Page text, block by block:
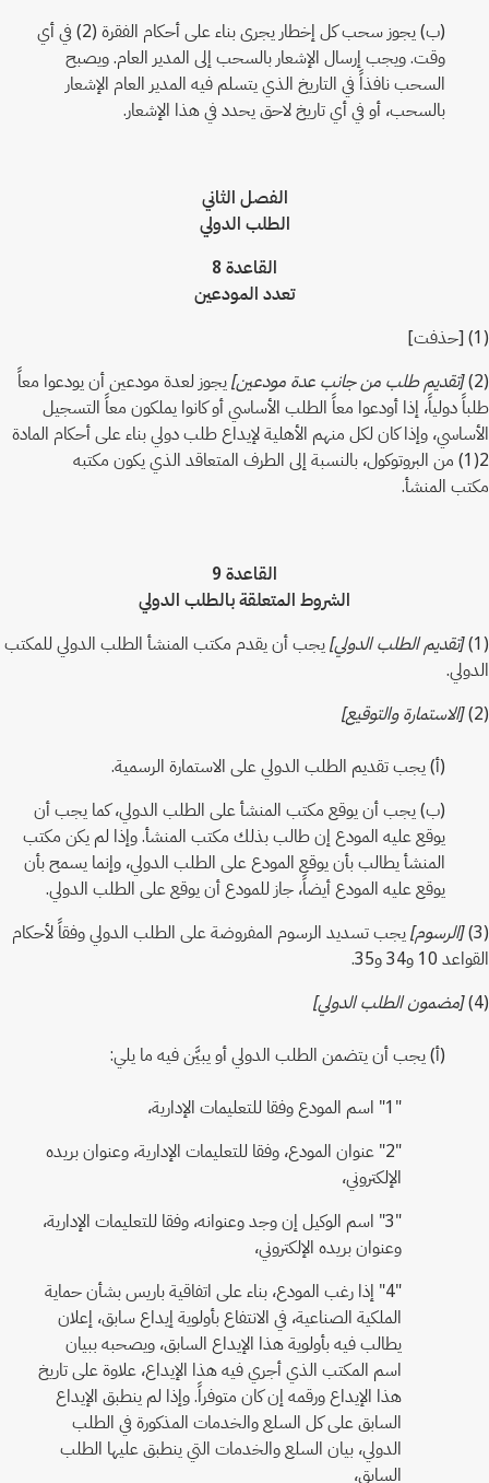
(ب) يجوز سحب كل إخطار يجرى بناء على أحكام الفقرة (2) في أي
وقت. ويجب إرسال الإشعار بالسحب إلى المدير العام. ويصبح
السحب نافذاً في التاريخ الذي يتسلم فيه المدير العام الإشعار
بالسحب، أو في أي تاريخ لاحق يحدد في هذا الإشعار.
الفصل الثاني
الطلب الدولي
القاعدة 8
تعدد المودعين
(1) [حذفت]
(2)
[تقديم طلب من جانب عدة مودعين]يجوز لعدة مودعين أن يودعوا معاً
طلباً دولياً، إذا أودعوا معاً الطلب الأساسي أو كانوا يملكون معاً التسجيل
الأساسي، وإذا كان لكل منهم الأهلية لإيداع طلب دولي بناء على أحكام المادة
2(1) من البروتوكول، بالنسبة إلى الطرف المتعاقد الذي يكون مكتبه
مكتب المنشأ.
القاعدة 9
الشروط المتعلقة بالطلب الدولي
(1)
[تقديم الطلب الدولي]يجب أن يقدم مكتب المنشأ الطلب الدولي للمكتب
الدولي.
(2)
[الاستمارة والتوقيع]
(أ) يجب تقديم الطلب الدولي على الاستمارة الرسمية.
(ب) يجب أن يوقع مكتب المنشأ على الطلب الدولي، كما يجب أن
يوقع عليه المودع إن طالب بذلك مكتب المنشأ. وإذا لم يكن مكتب
المنشأ يطالب بأن يوقع المودع على الطلب الدولي، وإنما يسمح بأن
يوقع عليه المودع أيضاً، جاز للمودع أن يوقع على الطلب الدولي.
(3)
[الرسوم]يجب تسديد الرسوم المفروضة على الطلب الدولي وفقاً لأحكام
القواعد 10 و34 و35.
(4)
[مضمون الطلب الدولي]
(أ) يجب أن يتضمن الطلب الدولي أو يبيَّن فيه ما يلي:
"1" اسم المودع وفقا للتعليمات الإدارية،
"2" عنوان المودع، وفقا للتعليمات الإدارية، وعنوان بريده
الإلكتروني،
"3" اسم الوكيل إن وجد وعنوانه، وفقا للتعليمات الإدارية،
وعنوان بريده الإلكتروني،
"4" إذا رغب المودع، بناء على اتفاقية باريس بشأن حماية
الملكية الصناعية، في الانتفاع بأولوية إيداع سابق، إعلان
يطالب فيه بأولوية هذا الإيداع السابق، ويصحبه ببيان
اسم المكتب الذي أجري فيه هذا الإيداع، علاوة على تاريخ
هذا الإيداع ورقمه إن كان متوفراً. وإذا لم ينطبق الإيداع
السابق على كل السلع والخدمات المذكورة في الطلب
الدولي، بيان السلع والخدمات التي ينطبق عليها الطلب
السابق،